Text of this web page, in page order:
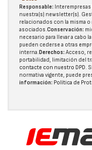
Responsable: Interempresas
nuestra(s) newsletter(s).
relacionados con la misma
asociados.Conservación:
necesario para llevar a cabo
pueden cederse a otras
interna.Derechos: Acceso,
portabilidad, limitación del
contacte con nuestro DPD.
normativa vigente, puede
información: Política de